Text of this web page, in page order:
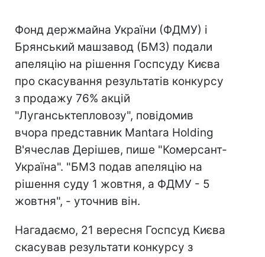
Фонд держмайна України (ФДМУ) і
Брянський машзавод (БМЗ) подали
апеляцію на рішення Госпсуду Києва
про скасування результатів конкурсу
з продажу 76% акцій
"Луганськтепловозу", повідомив
вчора представник Mantara Holding
В'ячеслав Дерішев, пише "Комерсант-
Україна". "БМЗ подав апеляцію на
рішення суду 1 жовтня, а ФДМУ - 5
жовтня", - уточнив він.
Нагадаємо, 21 вересня Госпсуд Києва
скасував результати конкурсу з